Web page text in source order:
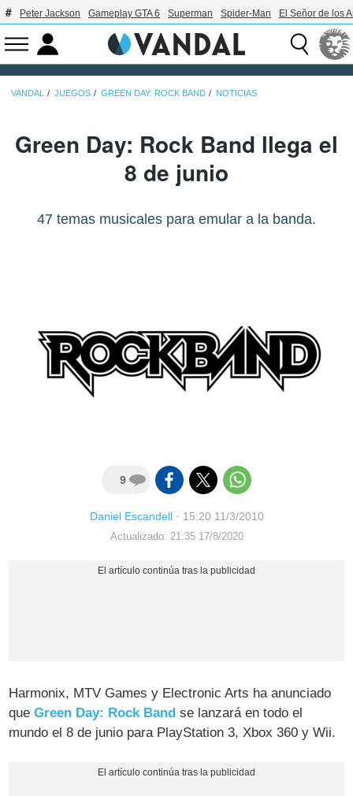
Peter Jackson Gameplay GTA 6 Superman Spider-Man El Señor de los
VANDAL JUEGOS GREEN DAY: ROCK BAND NOTICIAS
Green Day: Rock Band llega el
8 de junio
47 temas musicales para emular a la banda.
9
Daniel Escandell· 15:20 11/3/2010
Actualizado: 21:35 17/8/2020
Harmonix, MTV Games y Electronic Arts ha anunciado
queGreen Day: Rock Band se lanzará en todo el
mundo el 8 de junio para PlayStation 3, Xbox 360 y Wii.